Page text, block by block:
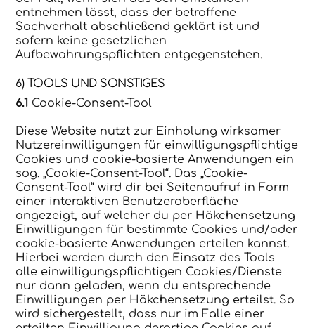
entnehmen lässt, dass der betroffene
Sachverhalt abschließend geklärt ist und
sofern keine gesetzlichen
Aufbewahrungspflichten entgegenstehen.
6) TOOLS UND SONSTIGES
6.1 Cookie-Consent-Tool
Diese Website nutzt zur Einholung wirksamer
Nutzereinwilligungen für einwilligungspflichtige
Cookies und cookie-basierte Anwendungen ein
sog. „Cookie-Consent-Tool“. Das „Cookie-
Consent-Tool“ wird dir bei Seitenaufruf in Form
einer interaktiven Benutzeroberfläche
angezeigt, auf welcher du per Häkchensetzung
Einwilligungen für bestimmte Cookies und/oder
cookie-basierte Anwendungen erteilen kannst.
Hierbei werden durch den Einsatz des Tools
alle einwilligungspflichtigen Cookies/Dienste
nur dann geladen, wenn du entsprechende
Einwilligungen per Häkchensetzung erteilst. So
wird sichergestellt, dass nur im Falle einer